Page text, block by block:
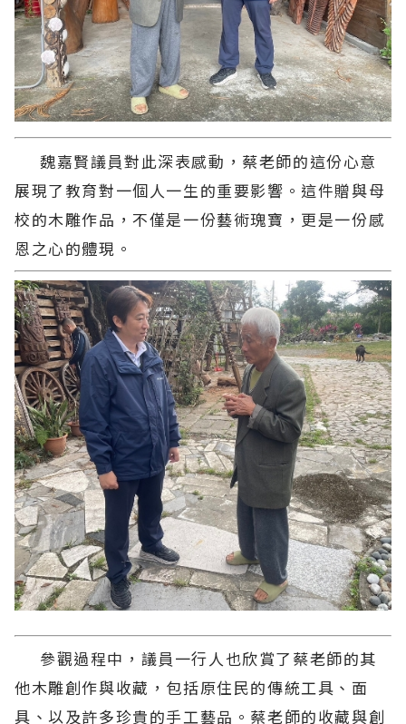
魏嘉賢議員對此深表感動，蔡老師的這份心意
展現了教育對一個人一生的重要影響。這件贈與母
校的木雕作品，不僅是一份藝術瑰寶，更是一份感
恩之心的體現。
參觀過程中，議員一行人也欣賞了蔡老師的其
他木雕創作與收藏，包括原住民的傳統工具、面
具、以及許多珍貴的手工藝品。蔡老師的收藏與創